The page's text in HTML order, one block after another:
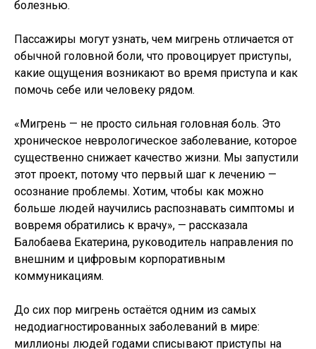
болезнью.
Пассажиры могут узнать, чем мигрень отличается от
обычной головной боли, что провоцирует приступы,
какие ощущения возникают во время приступа и как
помочь себе или человеку рядом.
«Мигрень — не просто сильная головная боль. Это
хроническое неврологическое заболевание, которое
существенно снижает качество жизни. Мы запустили
этот проект, потому что первый шаг к лечению —
осознание проблемы. Хотим, чтобы как можно
больше людей научились распознавать симптомы и
вовремя обратились к врачу», — рассказала
Балобаева Екатерина, руководитель направления по
внешним и цифровым корпоративным
коммуникациям.
До сих пор мигрень остаётся одним из самых
недодиагностированных заболеваний в мире:
миллионы людей годами списывают приступы на